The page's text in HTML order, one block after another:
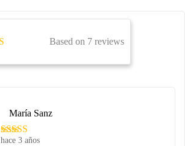
Based on 7 reviews
hace 3 años
María Sanz